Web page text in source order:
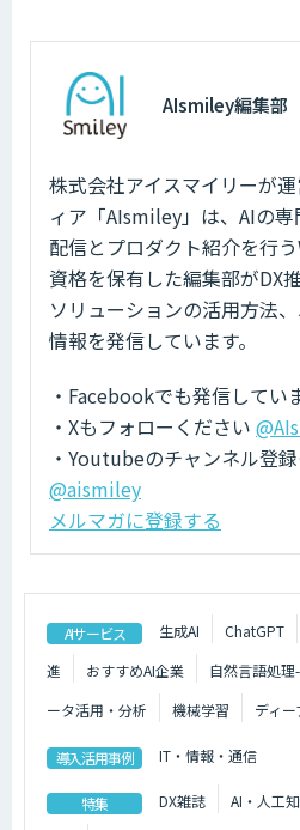
AIsmiley編集部
株式会社アイスマイリーが
ィア「AIsmiley」は、AIの
配信とプロダクト紹介を行
資格を保有した編集部がDX
ソリューションの活用方法
情報を発信しています。
・Facebookでも発信してい
・Xもフォローください
・Youtubeのチャンネル登
@aismiley
メルマガに登録する
AIサービス 生成AI ChatGPT
進
おすすめAI企業 自然言語処理
ータ活用・分析
機械学習 ディ
導入活用事例 IT・情報・通信
特集 DX雑誌
AI・人工